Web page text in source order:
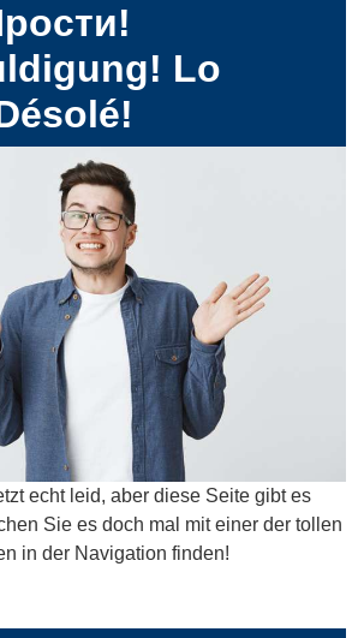
Lo
echt leid, aber diese Seite gibt es
Sie es doch mal mit einer der tollen
in der Navigation finden!